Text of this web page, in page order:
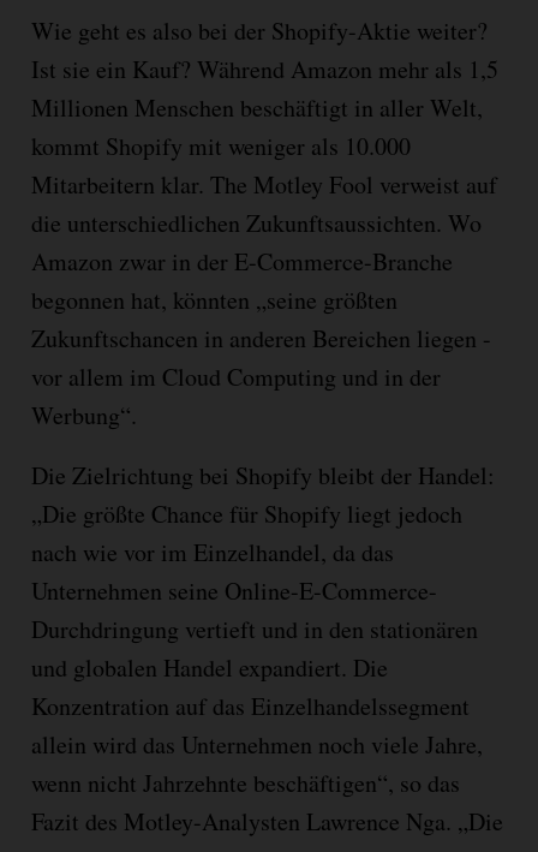
Wie geht es also bei der Shopify-Aktie weiter?
Ist sie ein Kauf? Während Amazon mehr als 1,5
Millionen Menschen beschäftigt in aller Welt,
kommt Shopify mit weniger als 10.000
Mitarbeitern klar. The Motley Fool verweist auf
die unterschiedlichen Zukunftsaussichten. Wo
Amazon zwar in der E-Commerce-Branche
begonnen hat, könnten „seine größten
Zukunftschancen in anderen Bereichen liegen -
vor allem im Cloud Computing und in der
Werbung“.
Die Zielrichtung bei Shopify bleibt der Handel:
„Die größte Chance für Shopify liegt jedoch
nach wie vor im Einzelhandel, da das
Unternehmen seine Online-E-Commerce-
Durchdringung vertieft und in den stationären
und globalen Handel expandiert. Die
Konzentration auf das Einzelhandelssegment
allein wird das Unternehmen noch viele Jahre,
wenn nicht Jahrzehnte beschäftigen“, so das
Fazit des Motley-Analysten Lawrence Nga. „Die